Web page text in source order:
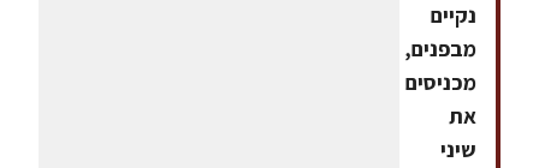
נקיים
מבפנים,
מכניסים
את
שיני